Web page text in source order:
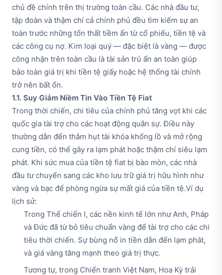
chủ đề chính trên thị trường toàn cầu. Các nhà đầu tư,
tập đoàn và thậm chí cả chính phủ đều tìm kiếm sự an
toàn trước những tổn thất tiềm ẩn từ cổ phiếu, tiền tệ và
các công cụ nợ. Kim loại quý — đặc biệt là vàng — được
công nhận trên toàn cầu là tài sản trú ẩn an toàn giúp
bảo toàn giá trị khi tiền tệ giấy hoặc hệ thống tài chính
trở nên bất ổn.
1.1. Suy Giảm Niềm Tin Vào Tiền Tệ Fiat
Trong thời chiến, chi tiêu của chính phủ tăng vọt khi các
quốc gia tài trợ cho các hoạt động quân sự. Điều này
thường dẫn đến thâm hụt tài khóa khổng lồ và mở rộng
cung tiền, có thể gây ra lạm phát hoặc thậm chí siêu lạm
phát. Khi sức mua của tiền tệ fiat bị bào mòn, các nhà
đầu tư chuyển sang các kho lưu trữ giá trị hữu hình như
vàng và bạc để phòng ngừa sự mất giá của tiền tệ.Ví dụ
lịch sử:
Trong Thế chiến I, các nền kinh tế lớn như Anh, Pháp
và Đức đã từ bỏ tiêu chuẩn vàng để tài trợ cho các chi
tiêu thời chiến. Sự bùng nổ in tiền dẫn đến lạm phát,
và giá vàng tăng mạnh theo giá trị thực.
Tương tự, trong Chiến tranh Việt Nam, Hoa Kỳ trải